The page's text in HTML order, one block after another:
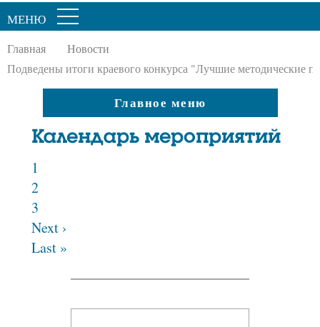
МЕНЮ
Главная
Новости
Подведены итоги краевого конкурса "Лучшие методические
Главное меню
Календарь мероприятий
1
2
3
Next ›
Last »